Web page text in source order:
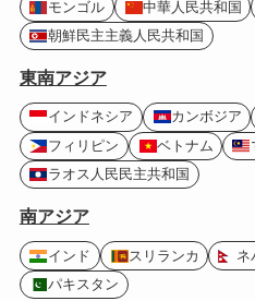
モンゴル 中華人民共和国
朝鮮民主主義人民共和国
東南アジア
インドネシア カンボジア
フィリピン
ベトナム
ラオス人民民主共和国
南アジア
インド スリランカ ネ
パキスタン